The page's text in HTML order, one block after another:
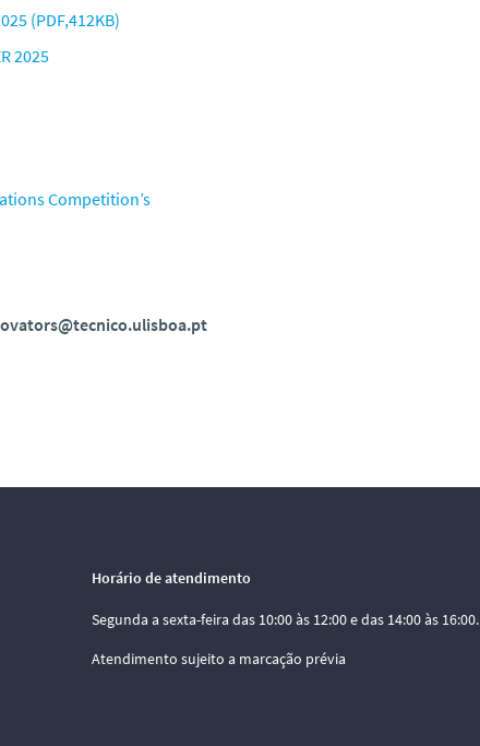
(PDF,412KB)
2025
Competition’s
Horário de atendimento
Segunda a sexta-feira das 10:00 às 12:00 e das 14:00 às 16:00.
Atendimento sujeito a marcação prévia